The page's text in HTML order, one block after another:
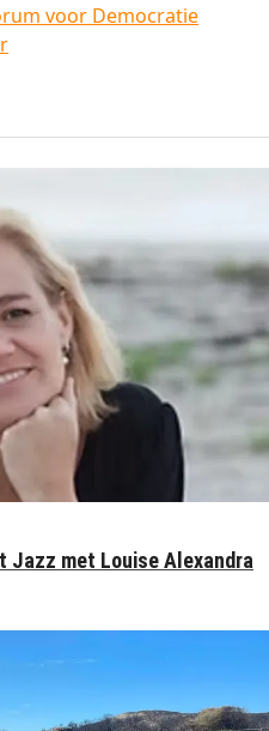
voor Democratie
Jazz met Louise Alexandra